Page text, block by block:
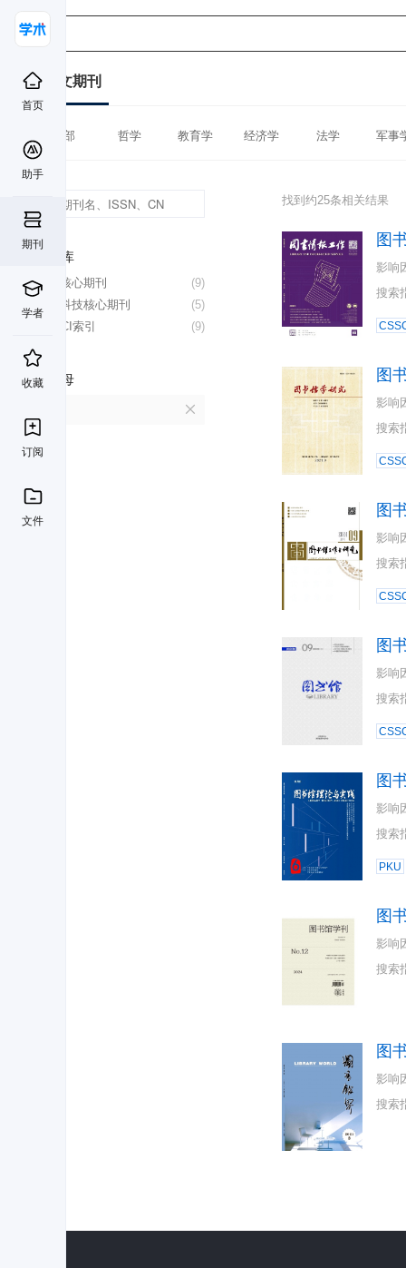
首页
助手
期刊
学者
收藏
订阅
文件
中文期刊
全部 哲学 教育学 经济学 法学 军事
数据库
(9)
北大核心期刊
(5)
中国科技核心期刊
(9)
CSSCI索引
首字母
找到约25条相关结果
图
影响
搜索
图
影响
搜索
图
影响
搜索
图
影响
搜索
图
影响
搜索
PKU
图
影响
搜索
图
影响
搜索